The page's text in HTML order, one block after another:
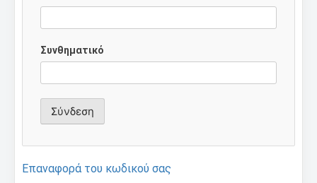
Συνθηματικό
Επαναφορά του κωδικού σας